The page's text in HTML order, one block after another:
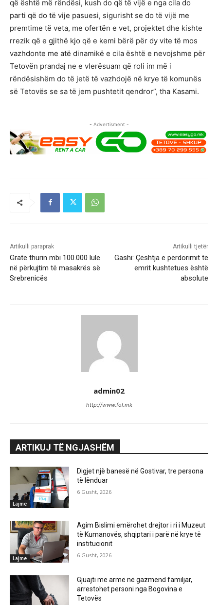
që është më rëndësi, kush do që të vijë e nga cila do
parti që do të vije pasuesi, sigurisht se do të vijë me
premtime të veta, me ofertën e vet, projektet dhe kishte
rrezik që e gjithë kjo që e kemi bërë për dy vite të mos
vazhdonte me atë dinamikë e cila është e nevojshme për
Tetovën prandaj ne e vlerësuam që roli im më i
rëndësishëm do të jetë të vazhdojë në krye të komunës
së Tetovës se sa të jem pushtetit qendror”, tha Kasami.
- Advertisment -
Artikulli paraprak
Gratë thurin mbi 100.000 lule
në përkujtim të masakrës së
Srebrenicës
Artikulli tjetër
Gashi: Çështja e përdorimit të
emrit kushtetues është
absolute
admin02
http://www.fol.mk
ARTIKUJ TË NGJASHËM
Lajme
Digjet një banesë në Gostivar, tre persona
të lënduar
6 Gusht, 2026
Lajme
Agim Bislimi emërohet drejtor i ri i Muzeut
të Kumanovës, shqiptari i parë në krye të
institucionit
6 Gusht, 2026
Gjuajti me armë në gazmend familjar,
arrestohet personi nga Bogovina e
Tetovës